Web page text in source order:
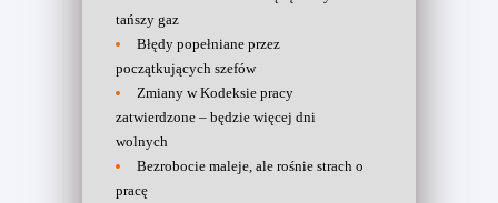
tańszy gaz
Błędy popełniane przez
początkujących szefów
Zmiany w Kodeksie pracy
zatwierdzone – będzie więcej dni
wolnych
Bezrobocie maleje, ale rośnie strach o
pracę